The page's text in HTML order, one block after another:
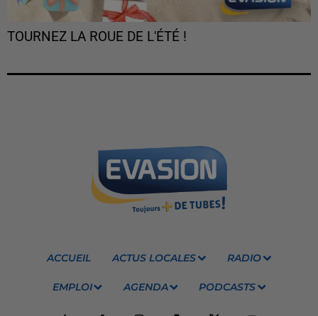
TOURNEZ LA ROUE DE L'ÉTÉ !
ACCUEIL ACTUS LOCALES RADIO
EMPLOI AGENDA PODCASTS